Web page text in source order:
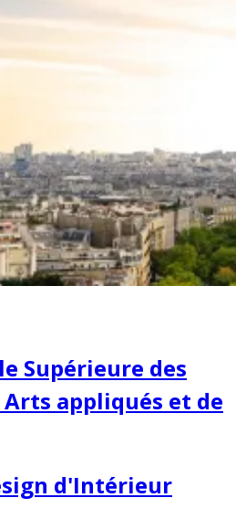
Supérieure des
appliqués et de
d'Intérieur